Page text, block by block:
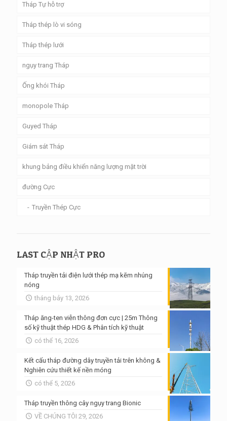
Tháp Tự hỗ trợ
Tháp thép lò vi sóng
Tháp thép lưới
ngụy trang Tháp
Ống khói Tháp
monopole Tháp
Guyed Tháp
Giám sát Tháp
khung bảng điều khiển năng lượng mặt trời
đường Cực
Truyền Thép Cực
LAST CẬP NHẬT PRO
Tháp truyền tải điện lưới thép mạ kẽm nhúng
nóng
tháng bảy 13, 2026
Tháp ăng-ten viễn thông đơn cực | 25m Thông
số kỹ thuật thép HDG & Phân tích kỹ thuật
có thể 16, 2026
Kết cấu tháp đường dây truyền tải trên không &
Nghiên cứu thiết kế nền móng
có thể 5, 2026
Tháp truyền thông cây ngụy trang Bionic
VỀ CHÚNG TÔI 29, 2026